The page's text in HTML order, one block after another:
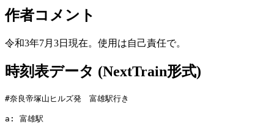
作者コメント
令和3年7月3日現在。使用は自己責任で。
時刻表データ (NextTrain形式)
#奈良帝塚山ヒルズ発　富雄駅行き
a: 富雄駅